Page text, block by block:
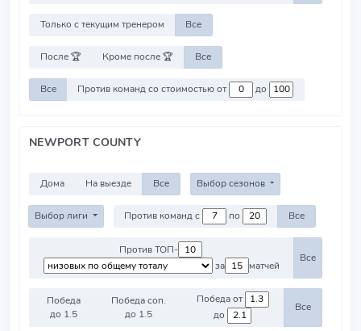
Только с текущим тренером Все
После 🏆 Кроме после 🏆 Все
Все Против команд со стоимостью от до
NEWPORT COUNTY
Дома На выезде Все Выбор сезонов
Выбор лиги Против команд с по Все
Против ТОП-
за
матчей
Все
Победа
до 1.5
Победа соп.
до 1.5
Победа от
до
Все